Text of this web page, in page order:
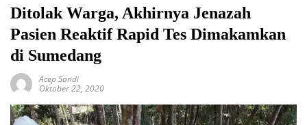
Ditolak Warga, Akhirnya Jenazah
Pasien Reaktif Rapid Tes Dimakamkan
di Sumedang
Acep Sandi
Oktober 22, 2020